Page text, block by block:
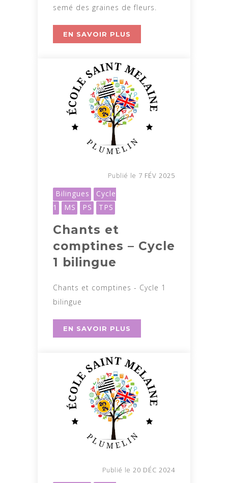
semé des graines de fleurs.
EN SAVOIR PLUS
Publié le 7 FÉV 2025
Bilingues
Cycle
1
MS PS TPS
Chants et
comptines – Cycle
1 bilingue
Chants et comptines - Cycle 1
bilingue
EN SAVOIR PLUS
Publié le 20 DÉC 2024